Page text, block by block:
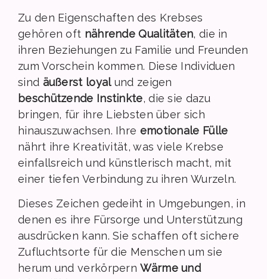
Zu den Eigenschaften des Krebses
gehören oft nährende Qualitäten, die in
ihren Beziehungen zu Familie und Freunden
zum Vorschein kommen. Diese Individuen
sind äußerst loyalund zeigen
beschützende Instinkte, die sie dazu
bringen, für ihre Liebsten über sich
hinauszuwachsen. Ihre emotionale Fülle
nährt ihre Kreativität, was viele Krebse
einfallsreich und künstlerisch macht, mit
einer tiefen Verbindung zu ihren Wurzeln.
Dieses Zeichen gedeiht in Umgebungen, in
denen es ihre Fürsorge und Unterstützung
ausdrücken kann. Sie schaffen oft sichere
Zufluchtsorte für die Menschen um sie
herum und verkörpernWärme und